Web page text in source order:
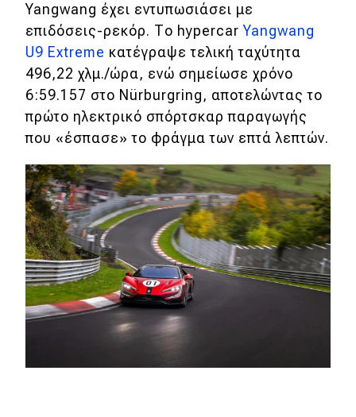
Yangwang έχει εντυπωσιάσει με
επιδόσεις-ρεκόρ. Το hypercarYangwang
U9 Extreme κατέγραψε τελική ταχύτητα
496,22 χλμ./ώρα, ενώ σημείωσε χρόνο
6:59.157 στο Nürburgring, αποτελώντας το
πρώτο ηλεκτρικό σπόρτσκαρ παραγωγής
που «έσπασε» το φράγμα των επτά λεπτών.